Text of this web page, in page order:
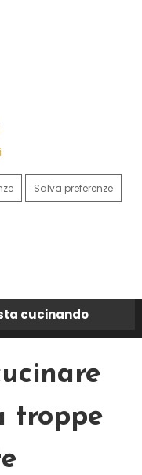
Salva preferenze
cucinando
troppe